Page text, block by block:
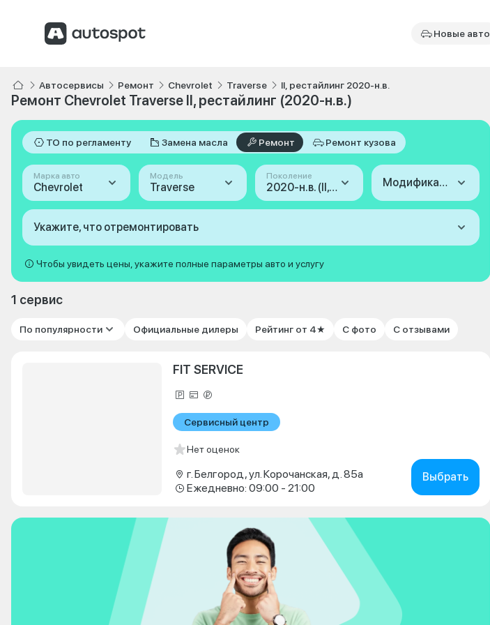
Новые авто
Автосервисы Ремонт Chevrolet Traverse II, рестайлинг 2020-н.в.
Ремонт Chevrolet Traverse II, рестайлинг (2020-н.в.)
ТО по регламенту Замена масла Ремонт Ремонт кузова
Марка авто
Chevrolet
Модель
Traverse
Поколение
2020-н.в. (II, рестайлинг) Модификация
Укажите, что отремонтировать
Чтобы увидеть цены, укажите полные параметры авто и услугу
1 сервис
По популярности Официальные дилеры Рейтинг от 4★ С фото С отзывами
FIT SERVICE
Сервисный центр
Нет оценок
г. Белгород, ул. Корочанская, д. 85а
Ежедневно: 09:00 - 21:00
Выбрать